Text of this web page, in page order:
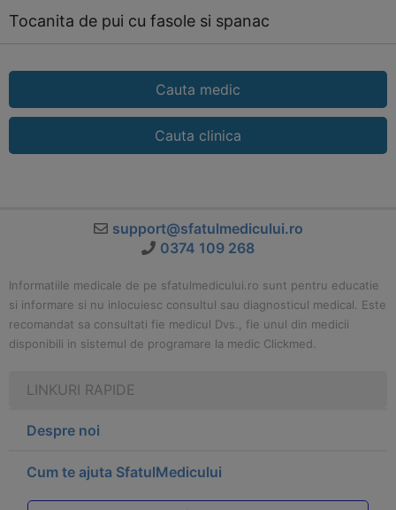
Tocanita de pui cu fasole si spanac
Cauta medic
Cauta clinica
support@sfatulmedicului.ro
0374 109 268
Informatiile medicale de pe sfatulmedicului.ro sunt pentru educatie
si informare si nu inlocuiesc consultul sau diagnosticul medical. Este
recomandat sa consultati fie medicul Dvs., fie unul din medicii
disponibili in sistemul de programare la medic Clickmed.
LINKURI RAPIDE
Despre noi
Cum te ajuta SfatulMedicului